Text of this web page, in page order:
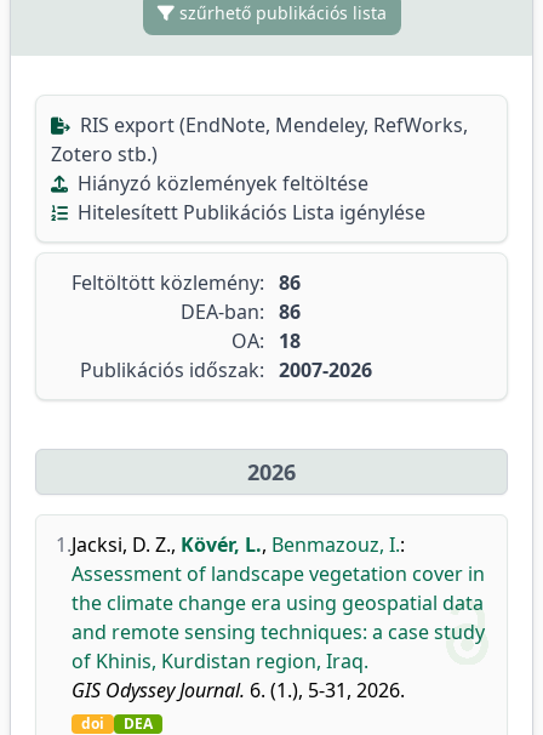
szűrhető publikációs lista
RIS export (EndNote, Mendeley, RefWorks,
Zotero stb.)
Hiányzó közlemények feltöltése
Hitelesített Publikációs Lista igénylése
Feltöltött közlemény: 86
DEA-ban: 86
OA:
18
Publikációs időszak: 2007-2026
2026
1.Jacksi, D. Z., Kövér, L., Benmazouz, I.:
Assessment of landscape vegetation cover in
the climate change era using geospatial data
and remote sensing techniques: a case study
of Khinis, Kurdistan region, Iraq.
GIS Odyssey Journal. 6. (1.), 5-31, 2026.
doi DEA